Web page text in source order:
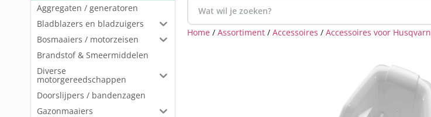
Aggregaten / generatoren
Bladblazers en bladzuigers
Bosmaaiers / motorzeisen
Brandstof & Smeermiddelen
Diverse
motorgereedschappen
Doorslijpers / bandenzagen
Gazonmaaiers
Home / Assortiment / Accessoires / Accessoires voor